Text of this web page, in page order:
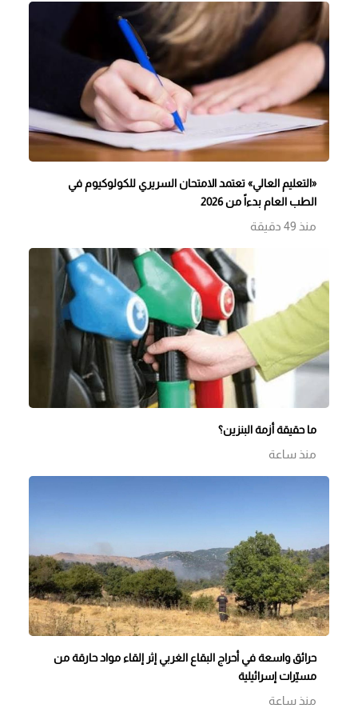
«التعليم العالي» تعتمد الامتحان السريري للكولوكيوم في
الطب العام بدءاً من 2026
منذ 49 دقيقة
ما حقيقة أزمة البنزين؟
منذ ساعة
حرائق واسعة في أحراج البقاع الغربي إثر إلقاء مواد حارقة من
مسيّرات إسرائيلية
منذ ساعة